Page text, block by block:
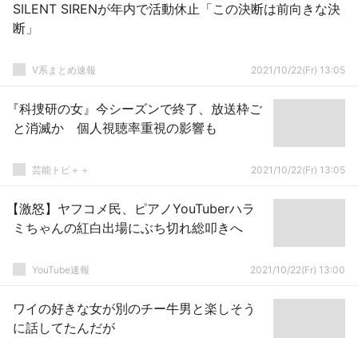
SILENT SIRENが年内で活動休止「この決断は前向きな決
断」
V系まとめ速報 2021/10/22(Fr) 13:05
『科捜研の女』今シーズンで終了、放送枠ご
と消滅か 個人視聴率重視の影響も
芸能トピ＋＋ 2021/10/22(Fr) 13:05
【激怒】ヤフコメ民、ピアノYouTuberハラ
ミちゃんの紅白出場にぶち切れ総叩きへ
YouTube速報 2021/10/22(Fr) 13:00
ワイの好きな女が別のチー牛男と楽しそう
に話してたんだが